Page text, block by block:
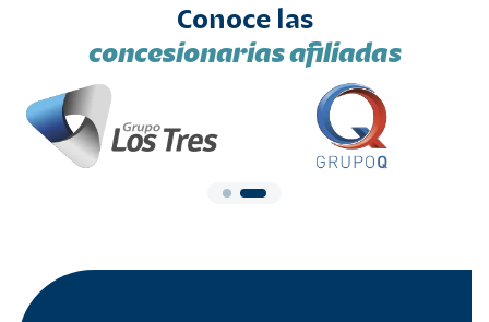
Conoce las
concesionarias afiliadas